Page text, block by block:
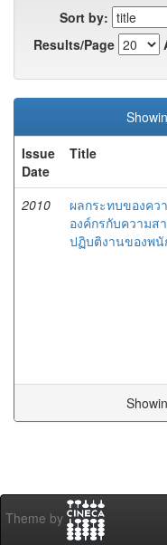
Sort by:
Results/Page
Issue
Date
Title
2010
ผลกระทบของคว
องค์กรกับความส
ปฏิบติงานของพนั
Theme by